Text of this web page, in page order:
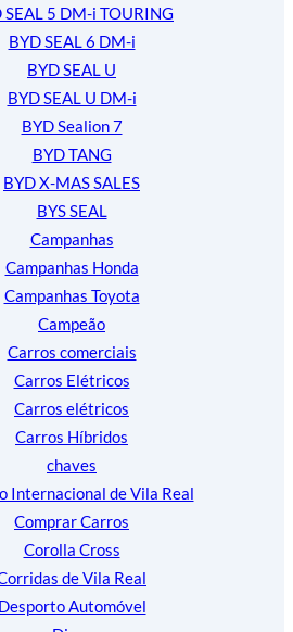
SEAL 5 DM-i TOURING
BYD SEAL 6 DM-i
BYD SEAL U
BYD SEAL U DM-i
BYD Sealion 7
BYD TANG
BYD X-MAS SALES
BYS SEAL
Campanhas
Campanhas Honda
Campanhas Toyota
Campeão
Carros comerciais
Carros Elétricos
Carros elétricos
Carros Híbridos
chaves
Internacional de Vila Real
Comprar Carros
Corolla Cross
de Vila Real
Desporto Automóvel